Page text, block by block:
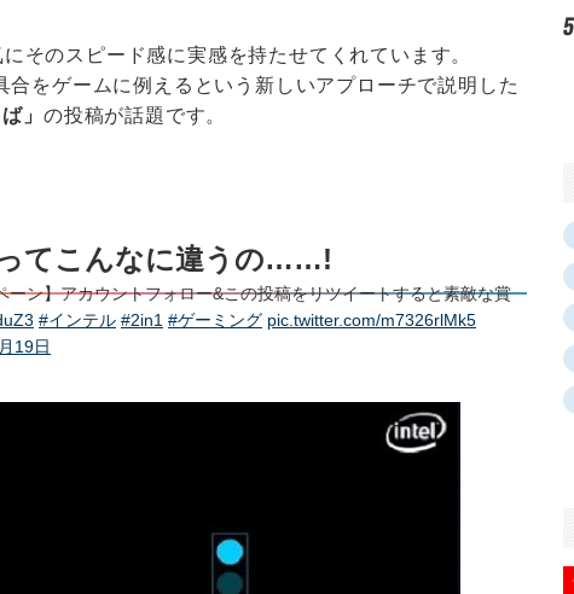
そのスピード感に実感を持たせてくれています。
をゲームに例えるという新しいアプローチで説明した
」 の投稿が話題です。
てこんなに違うの……!
ーン】アカウントフォロー&この投稿をリツイートすると素敵な賞
#インテル #2in1 #ゲーミング pic.twitter.com/m7326rlMk5
19日